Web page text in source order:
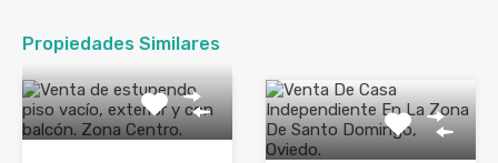
Propiedades Similares